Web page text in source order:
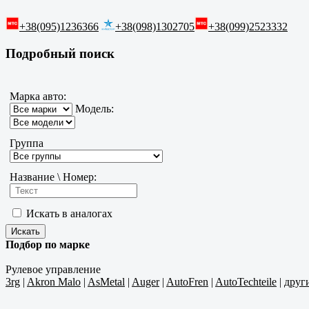
+38(095)1236366 +38(098)1302705 +38(099)2523332
Подробный поиск
Марка авто:
Модель:
Группа
Название \ Номер:
Искать в аналогах
Подбор по марке
Рулевое управление
3rg | Akron Malo | AsMetal | Auger| AutoFren | AutoTechteile |